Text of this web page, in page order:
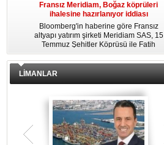
Fransız Meridiam, Boğaz köprüleri
ihalesine hazırlanıyor iddiası
Bloomberg'in haberine göre Fransız
altyapı yatırım şirketi Meridiam SAS, 15
Temmuz Şehitler Köprüsü ile Fatih
Sultan Mehmet Köprüsü'nün
özelleştirilmesine yönelik ihaleyle
LİMANLAR